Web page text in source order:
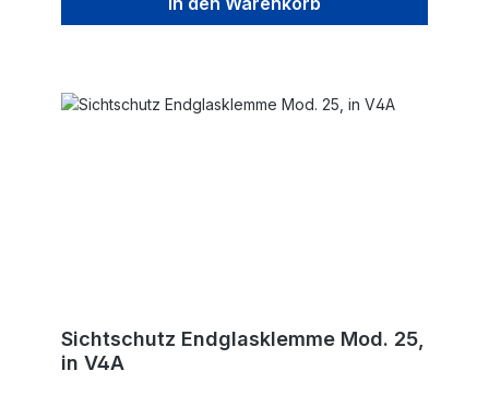
Sichtschutz Endglasklemme Mod. 25,
in V4A